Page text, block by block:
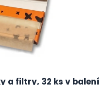
a filtry, 32 ks v balení